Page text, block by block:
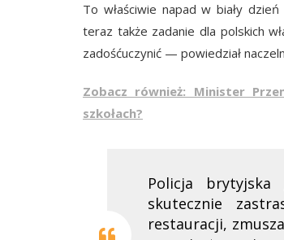
To właściwie napad w biały
teraz także zadanie dla polskich
zadośćuczynić — powiedział
Zobacz również: Minister
szkołach?
Policja
skutecznie
restauracji,